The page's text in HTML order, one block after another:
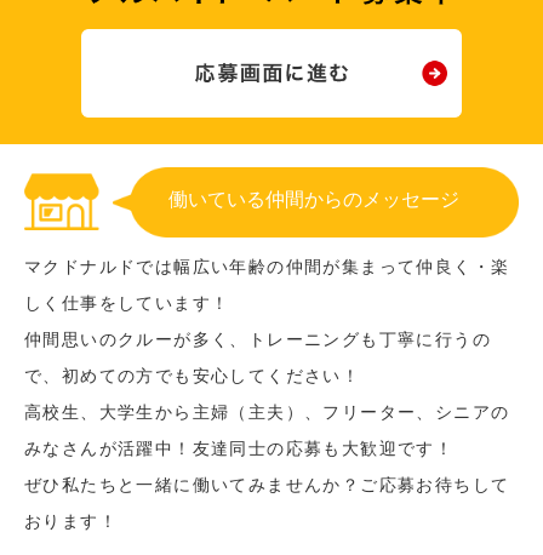
働いている仲間からのメッセージ
マクドナルドでは幅広い年齢の仲間が集まって仲良く・楽
しく仕事をしています！
仲間思いのクルーが多く、トレーニングも丁寧に行うの
で、初めての方でも安心してください！
高校生、大学生から主婦（主夫）、フリーター、シニアの
みなさんが活躍中！友達同士の応募も大歓迎です！
ぜひ私たちと一緒に働いてみませんか？ご応募お待ちして
おります！